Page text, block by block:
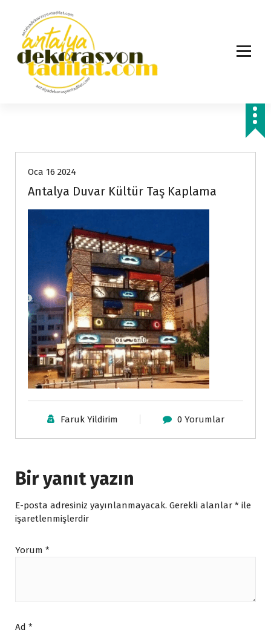
Oca 16 2024
Antalya Duvar Kültür Taş Kaplama
Faruk Yildirim 0 Yorumlar
Bir yanıt yazın
E-posta adresiniz yayınlanmayacak. Gerekli alanlar * ile
işaretlenmişlerdir
Yorum *
Ad *